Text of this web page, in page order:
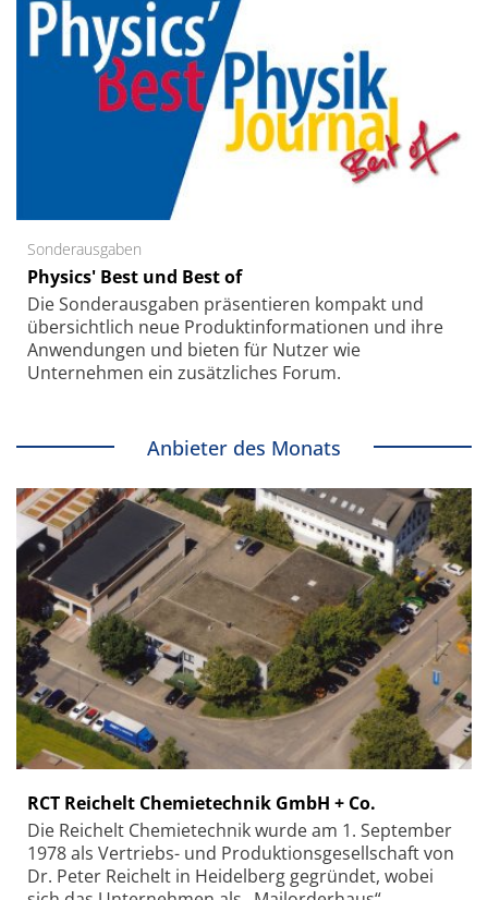
Sonderausgaben
Physics' Best und Best of
Die Sonder­ausgaben präsentieren kompakt und
übersichtlich neue Produkt­informationen und ihre
Anwendungen und bieten für Nutzer wie
Unternehmen ein zusätzliches Forum.
Anbieter des Monats
RCT Reichelt Chemietechnik GmbH + Co.
Die Reichelt Chemietechnik wurde am 1. September
1978 als Vertriebs- und Produktionsgesellschaft von
Dr. Peter Reichelt in Heidelberg gegründet, wobei